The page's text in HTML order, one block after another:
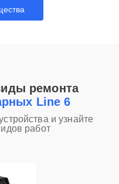
ремонта
Line 6
и узнайте
работ